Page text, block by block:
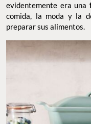
evidentemente era una
comida, la moda y la
preparar sus alimentos.